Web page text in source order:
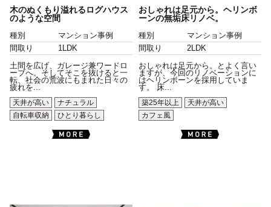
木のぬくもり溢れるログハウス
のような空間
種別
マンション事例
間取り
1LDK
土間を広げ、ガレージ兼ワードロ
ーブへ。そしてそこを抜けると一
転、社会の荒波にもまれた日々の
疲れを...
天井が高い
ナチュラル
自転車収納
ひとり暮らし
おしゃれは足元から。ヘリンボ
ーンの無垢床リノベ。
種別
マンション事例
間取り
2LDK
おしゃれは足元から。とよく言い
ますが、今回のリノベーションに
はヘリンボーンを採用していま
す。 床...
築25年以上
天井が高い
カフェ風